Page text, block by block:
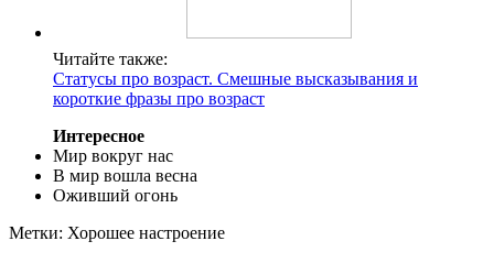
Читайте также:
Статусы про возраст. Смешные высказывания и
короткие фразы про возраст
Интересное
Мир вокруг нас
В мир вошла весна
Оживший огонь
Метки: Хорошее настроение